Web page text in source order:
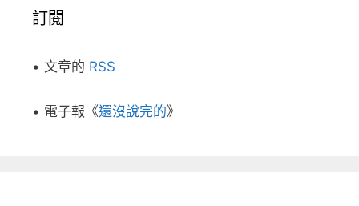
訂閱
• 文章的 RSS
• 電子報《還沒說完的》